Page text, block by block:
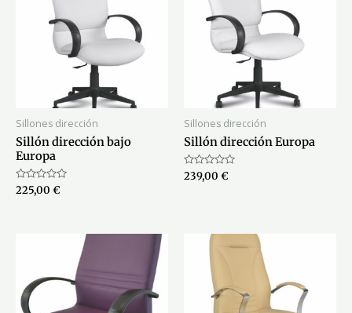
Sillones dirección
Sillón dirección bajo
Europa
Valorado
con
225,00 €
Sillones dirección
Sillón dirección Europa
Valorado
con
239,00 €